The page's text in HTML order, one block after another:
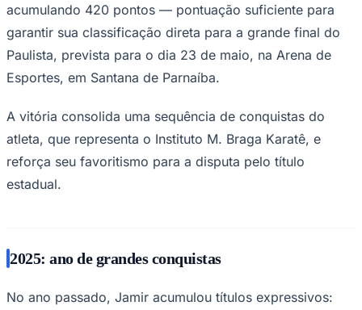
Brasileirão Série A
Brasileirão Série B
Paulistão
Copa do Brasil
Libertadores
Sul-Americana
Champions League
La Liga
Bundesliga
Mundial 2026
acumulando 420 pontos — pontuação suficiente para
garantir sua classificação direta para a grande final do
Paulista, prevista para o dia 23 de maio, na Arena de
Esportes, em Santana de Parnaíba.
A vitória consolida uma sequência de conquistas do
atleta, que representa o Instituto M. Braga Karatê, e
reforça seu favoritismo para a disputa pelo título
estadual.
2025: ano de grandes conquistas
No ano passado, Jamir acumulou títulos expressivos: